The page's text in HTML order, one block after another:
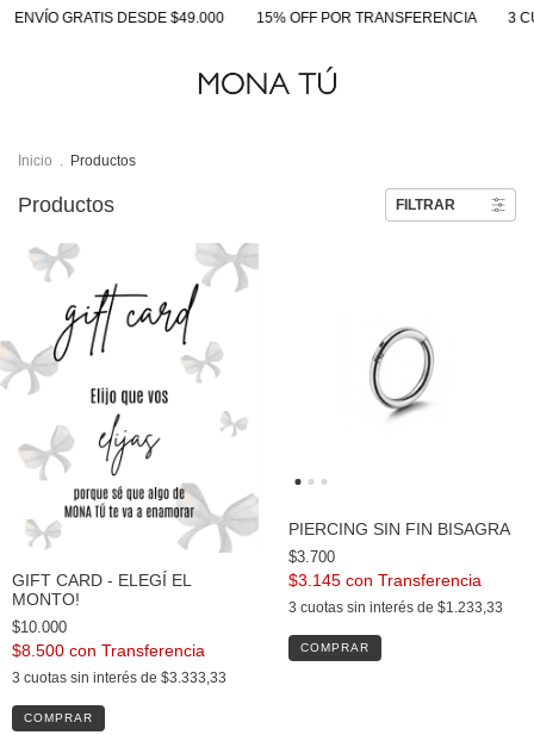
$49.000 15% OFF POR TRANSFERENCIA 3 CUOTAS SIN
Inicio . Productos
Productos FILTRAR
GIFT CARD - ELEGÍ EL
MONTO!
$10.000
$8.500 con
3 cuotas sin interés de $3.333,33
COMPRAR
PIERCING SIN FIN BISAGRA
$3.700
$3.145 con
3 cuotas sin interés de $1.233,33
COMPRAR